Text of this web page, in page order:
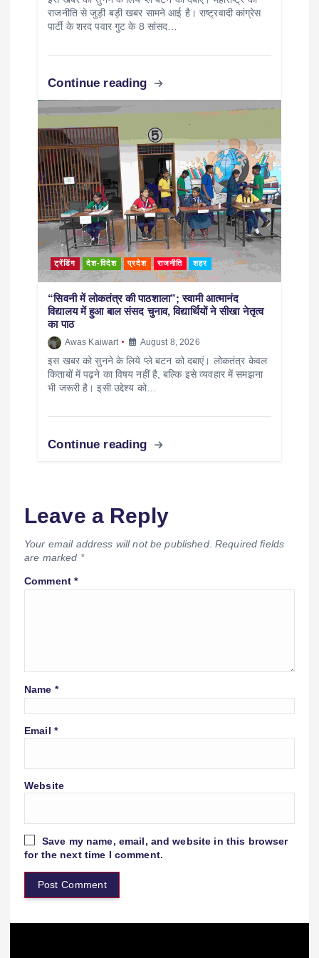
राजनीति से जुड़ी बड़ी खबर सामने आई है। राष्ट्रवादी कांग्रेस
पार्टी के शरद पवार गुट के 8 सांसद…
Continue reading
ट्रेंडिंग देश-विदेश प्रदेश राजनीति शहर
“सिवनी में लोकतंत्र की पाठशाला”; स्वामी आत्मानंद
विद्यालय में हुआ बाल संसद चुनाव, विद्यार्थियों ने सीखा नेतृत्व
का पाठ
Awas Kaiwart August 8, 2026
इस खबर को सुनने के लिये प्ले बटन को दबाएं। लोकतंत्र केवल
किताबों में पढ़ने का विषय नहीं है, बल्कि इसे व्यवहार में समझना
भी जरूरी है। इसी उद्देश्य को…
Continue reading
Leave a Reply
Your email address will not be published. Required fields
are marked *
Comment*
Name *
Email *
Website
Save my name, email, and website in this browser
for the next time I comment.